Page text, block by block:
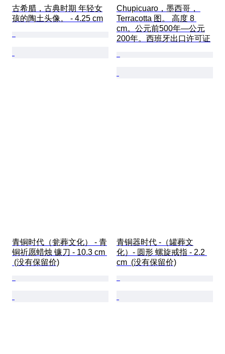
古希腊，古典时期 年轻女
孩的陶土头像。 - 4.25 cm
Chupicuaro，墨西哥，
Terracotta 图。 高度 8
cm。公元前500年—公元
200年。西班牙出口许可证
青铜时代（瓮葬文化） - 青
铜祈愿蜡烛 镰刀 - 10.3 cm
(没有保留价)
青铜器时代 -（罐葬文
化）- 圆形 螺旋戒指 - 2.2
cm  (没有保留价)